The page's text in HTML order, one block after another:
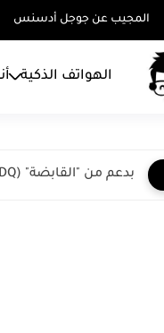
المجيب عن جوجل أدسنس
الهواتف الذكية
بدعم من "القابضة" (ADQ) شركة إكسباند ماي بزنس (إي إم...